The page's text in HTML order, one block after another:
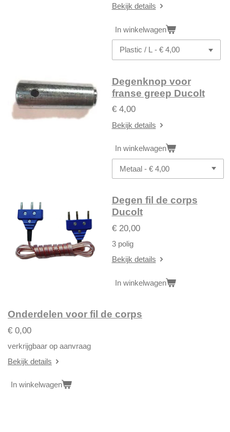
Bekijk details
In winkelwagen
Degenknop voor
franse greep Ducolt
€ 4,00
Bekijk details
In winkelwagen
Degen fil de corps
Ducolt
€ 20,00
3 polig
Bekijk details
In winkelwagen
Onderdelen voor fil de corps
€ 0,00
verkrijgbaar op aanvraag
Bekijk details
In winkelwagen